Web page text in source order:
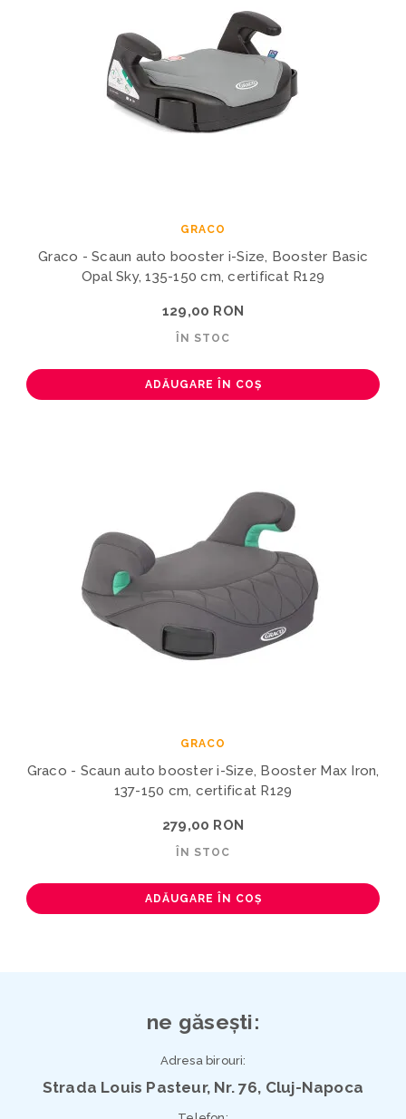
GRACO
Graco - Scaun auto booster i-Size, Booster Basic
Opal Sky, 135-150 cm, certificat R129
129,00 RON
ÎN STOC
ADĂUGARE ÎN COȘ
GRACO
Graco - Scaun auto booster i-Size, Booster Max Iron,
137-150 cm, certificat R129
279,00 RON
ÎN STOC
ADĂUGARE ÎN COȘ
ne găsești:
Adresa birouri:
Strada Louis Pasteur, Nr. 76, Cluj-Napoca